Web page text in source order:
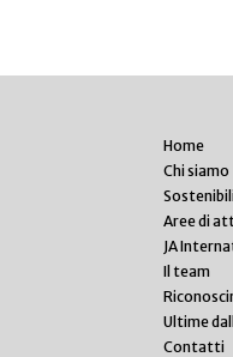
Home
Chi siamo
Aree di
JA
Il team
Ultime
Contatti